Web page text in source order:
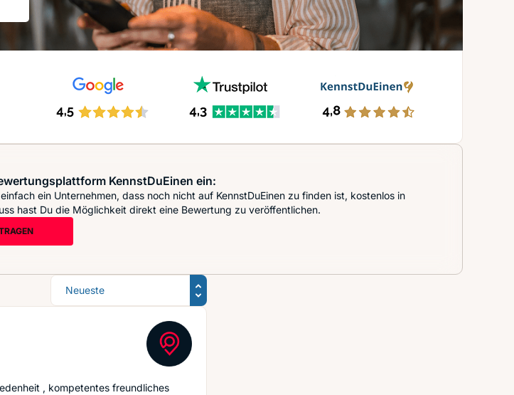
KennstDuEinen ein:
ein Unternehmen, dass noch nicht auf KennstDuEinen zu finden ist, kostenlos in
hast Du die Möglichkeit direkt eine Bewertung zu veröffentlichen.
Sortierung
, kompetentes freundliches